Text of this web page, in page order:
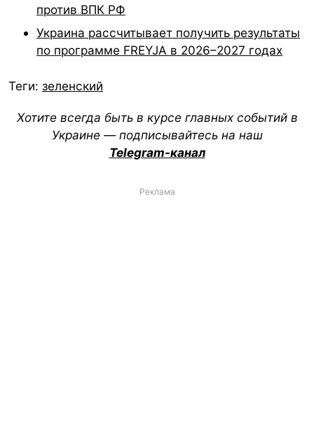
против ВПК РФ
Украина рассчитывает получить результаты
по программе FREYJA в 2026–2027 годах
Теги: зеленский
Хотите всегда быть в курсе главных событий в
Украине — подписывайтесь на наш
Telegram-канал
Реклама